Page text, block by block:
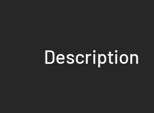
Description